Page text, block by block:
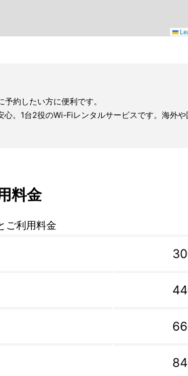
約したい方に便利です。
。1台2役のWi-Fiレンタルサービスです。海外
料金
ご利用料金